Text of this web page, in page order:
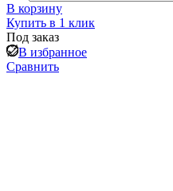
В корзину
Купить в 1 клик
Под заказ
В избранное
Сравнить